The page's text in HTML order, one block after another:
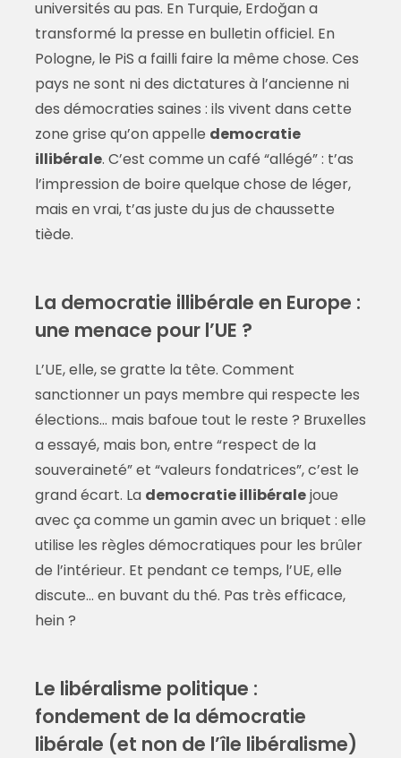
universités au pas. En Turquie, Erdoğan a
transformé la presse en bulletin officiel. En
Pologne, le PiS a failli faire la même chose. Ces
pays ne sont ni des dictatures à l’ancienne ni
des démocraties saines : ils vivent dans cette
zone grise qu’on appelle democratie
illibérale. C’est comme un café “allégé” : t’as
l’impression de boire quelque chose de léger,
mais en vrai, t’as juste du jus de chaussette
tiède.
La democratie illibérale en Europe :
une menace pour l’UE ?
L’UE, elle, se gratte la tête. Comment
sanctionner un pays membre qui respecte les
élections… mais bafoue tout le reste ? Bruxelles
a essayé, mais bon, entre “respect de la
souveraineté” et “valeurs fondatrices”, c’est le
grand écart. La democratie illibéralejoue
avec ça comme un gamin avec un briquet : elle
utilise les règles démocratiques pour les brûler
de l’intérieur. Et pendant ce temps, l’UE, elle
discute… en buvant du thé. Pas très efficace,
hein ?
Le libéralisme politique :
fondement de la démocratie
libérale (et non de l’île libéralisme)